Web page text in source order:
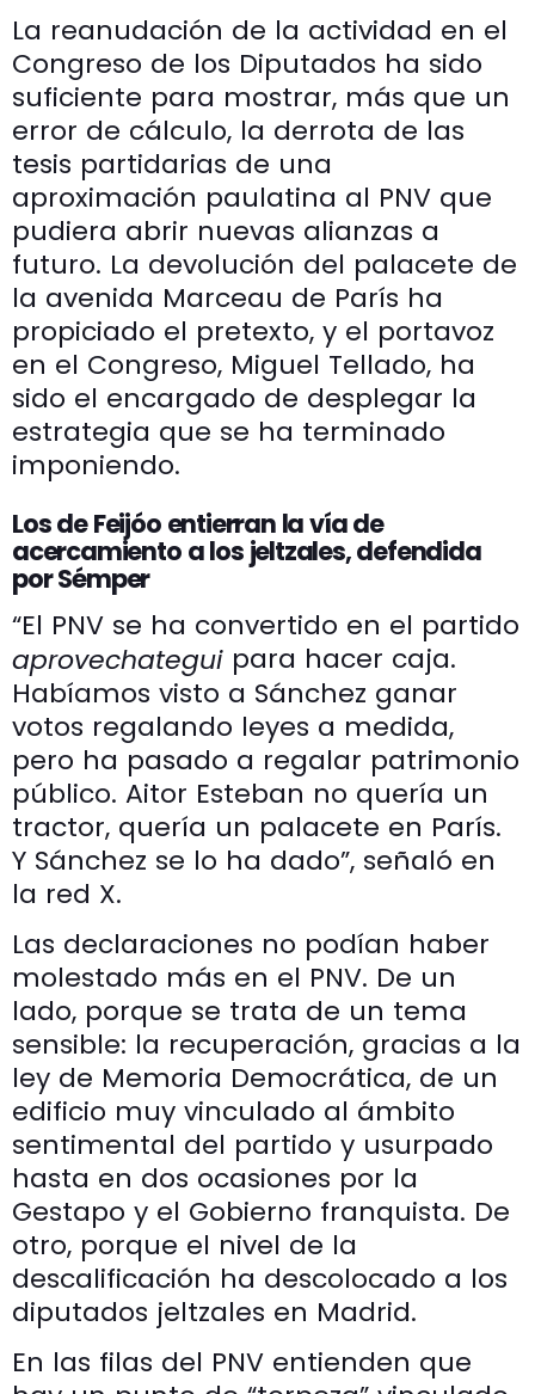
La reanudación de la actividad en el
Congreso de los Diputados ha sido
suficiente para mostrar, más que un
error de cálculo, la derrota de las
tesis partidarias de una
aproximación paulatina al PNV que
pudiera abrir nuevas alianzas a
futuro. La devolución del palacete de
la avenida Mar­ceau de París ha
propiciado el pretexto, y el portavoz
en el Congreso, Miguel Tellado, ha
sido el encargado de desplegar la
estrategia que se ha terminado
imponiendo.
Los de Feijóo entierran la vía de
acercamiento a los jeltzales, defendida
por Sémper
“El PNV se ha convertido en el partido
aprovechategui para hacer caja.
Habíamos visto a Sánchez ganar
votos regalando leyes a medida,
pero ha pasado a regalar patrimonio
público. Aitor Esteban no quería un
tractor, quería un palacete en París.
Y Sánchez se lo ha dado”, señaló en
la red X.
Las declaraciones no podían haber
molestado más en el PNV. De un
lado, porque se trata de un tema
sensible: la recuperación, gracias a la
ley de Memoria Democrática, de un
edificio muy vinculado al ámbito
sentimental del partido y usurpado
hasta en dos ocasiones por la
Gestapo y el Gobierno franquista. De
otro, porque el nivel de la
descalificación ha descolocado a los
diputados jeltzales en Madrid.
En las filas del PNV entienden que